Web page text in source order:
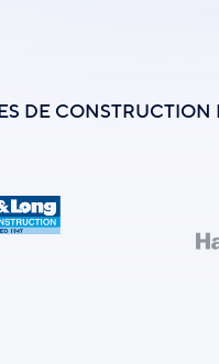
DE